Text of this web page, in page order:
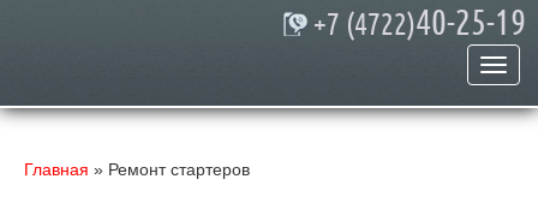
+7 (4722)40-25-19
Главная » Ремонт стартеров